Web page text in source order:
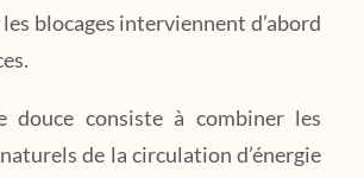
blocages interviennent d’abord
douce consiste à combiner les
de la circulation d’énergie